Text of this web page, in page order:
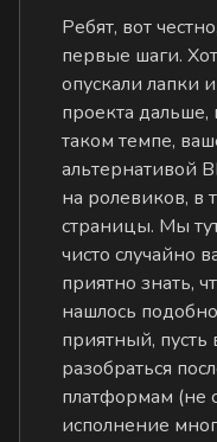
Ребят, вот
первые шаги.
опускали лапки
проекта дальше,
таком темпе,
альтернативой
на ролевиков, в
страницы. Мы
чисто случайно
приятно знать,
нашлось
приятный,
разобраться
платформам (не
исполнение